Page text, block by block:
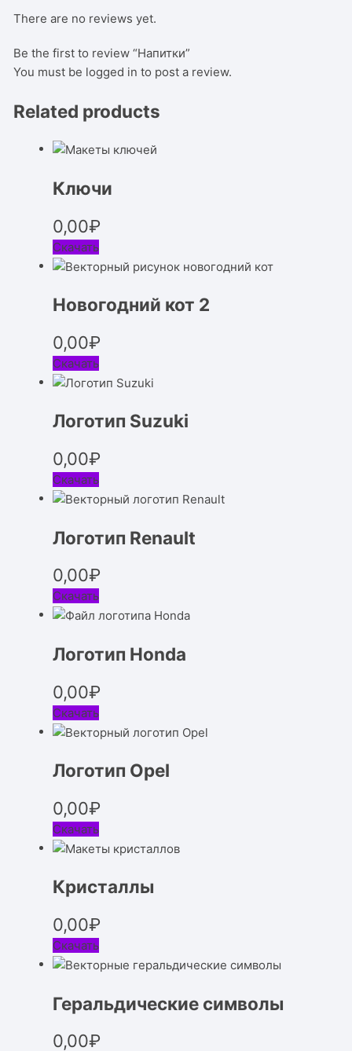
There are no reviews yet.
Be the first to review “Напитки”
You must be logged in to post a review.
Related products
Ключи
0,00₽
Скачать
Новогодний кот 2
0,00₽
Скачать
Логотип Suzuki
0,00₽
Скачать
Логотип Renault
0,00₽
Скачать
Логотип Honda
0,00₽
Скачать
Логотип Opel
0,00₽
Скачать
Кристаллы
0,00₽
Скачать
Геральдические символы
0,00₽